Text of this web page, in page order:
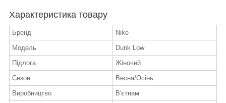
Характеристика товару
Бренд
Nike
Модель
Dunk Low
Підлога
Жіночий
Сезон
Весна/Осінь
Виробництво
В'єтнам